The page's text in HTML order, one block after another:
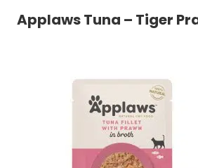
Applaws Tuna – Tiger